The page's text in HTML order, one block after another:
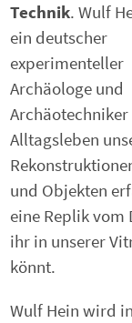
Technik. Wulf
ein deutscher
experimenteller
Archäologe und
Alltagsleben
und Objekten
eine Replik vom
ihr in unserer
könnt.
Wulf Hein wird